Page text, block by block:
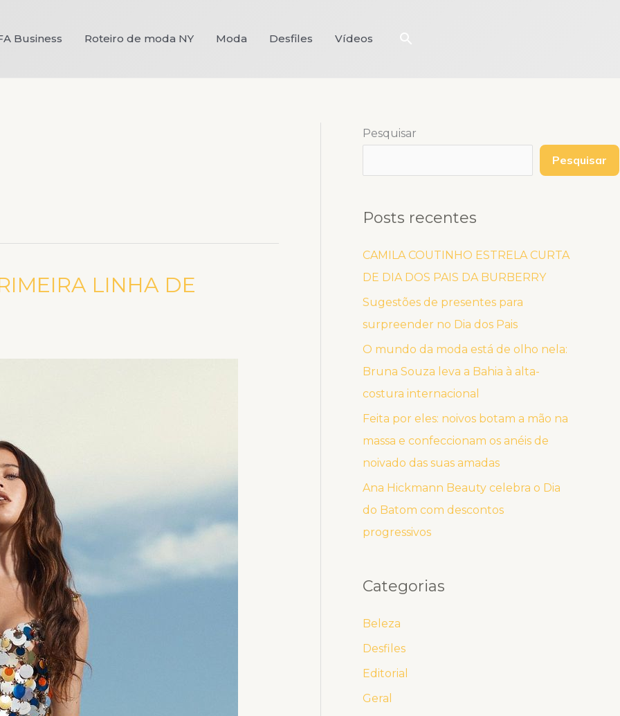
Business Roteiro de moda NY Moda Desfiles Vídeos Pesquisar
LINHA DE
Pesquisar
Pesquisar
Posts recentes
CAMILA COUTINHO ESTRELA CURTA
DE DIA DOS PAIS DA BURBERRY
Sugestões de presentes para
surpreender no Dia dos Pais
O mundo da moda está de olho nela:
Bruna Souza leva a Bahia à alta-
costura internacional
Feita por eles: noivos botam a mão na
massa e confeccionam os anéis de
noivado das suas amadas
Ana Hickmann Beauty celebra o Dia
do Batom com descontos
progressivos
Categorias
Beleza
Desfiles
Editorial
Geral